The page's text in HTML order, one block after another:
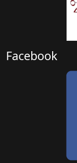
Facebook